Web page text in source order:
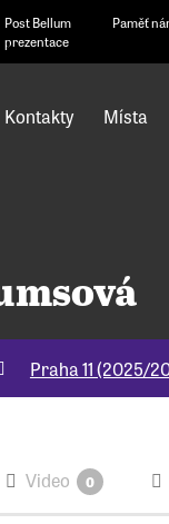
Post Bellum Paměť
prezentace
Kontakty Místa
Praha 11 (2025/
Video 0